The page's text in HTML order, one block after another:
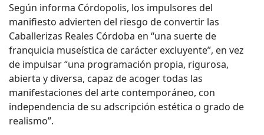
Según informa Córdopolis, los impulsores del
manifiesto advierten del riesgo de convertir las
Caballerizas Reales Córdoba en “una suerte de
franquicia museística de carácter excluyente”, en vez
de impulsar “una programación propia, rigurosa,
abierta y diversa, capaz de acoger todas las
manifestaciones del arte contemporáneo, con
independencia de su adscripción estética o grado de
realismo”.